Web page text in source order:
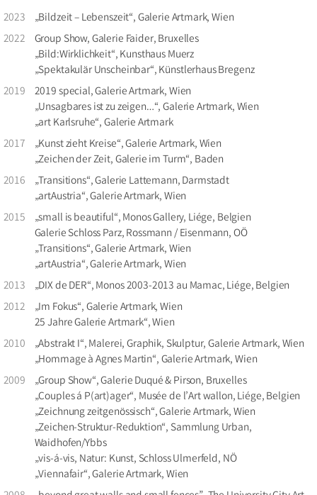
2023
„Bildzeit – Lebenszeit“, Galerie Artmark, Wien
2022
Group Show, Galerie Faider, Bruxelles
„Bild:Wirklichkeit“, Kunsthaus Muerz
„Spektakulär Unscheinbar“, Künstlerhaus Bregenz
2019
2019 special, Galerie Artmark, Wien
„Unsagbares ist zu zeigen…“, Galerie Artmark, Wien
„art Karlsruhe“, Galerie Artmark
2017
„Kunst zieht Kreise“, Galerie Artmark, Wien
„Zeichen der Zeit, Galerie im Turm“, Baden
2016
„Transitions“, Galerie Lattemann, Darmstadt
„artAustria“, Galerie Artmark, Wien
2015
„small is beautiful“, Monos Gallery, Liége, Belgien
Galerie Schloss Parz, Rossmann / Eisenmann, OÖ
„Transitions“, Galerie Artmark, Wien
„artAustria“, Galerie Artmark, Wien
2013
„DIX de DER“, Monos 2003-2013 au Mamac, Liége, Belgien
2012
„Im Fokus“, Galerie Artmark, Wien
25 Jahre Galerie Artmark“, Wien
2010
„Abstrakt I“, Malerei, Graphik, Skulptur, Galerie Artmark, Wien
„Hommage à Agnes Martin“, Galerie Artmark, Wien
2009
„Group Show“, Galerie Duqué & Pirson, Bruxelles
„Couples á P(art)ager“, Musée de l’Art wallon, Liége, Belgien
„Zeichnung zeitgenössisch“, Galerie Artmark, Wien
„Zeichen-Struktur-Reduktion“, Sammlung Urban,
Waidhofen/Ybbs
„vis-á-vis, Natur: Kunst, Schloss Ulmerfeld, NÖ
„Viennafair“, Galerie Artmark, Wien